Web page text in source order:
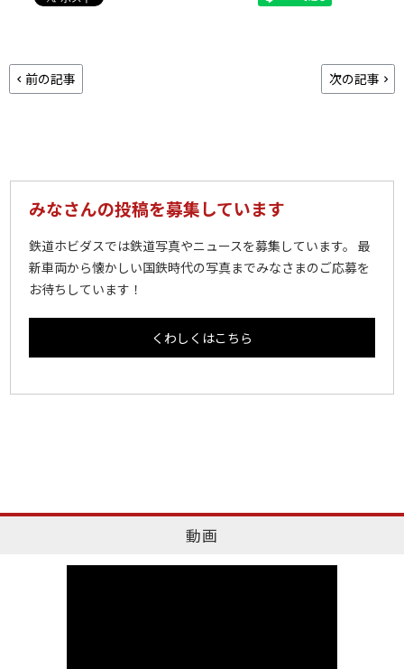
前の記事 次の記事
みなさんの投稿を募集しています
鉄道ホビダスでは鉄道写真やニュースを募集しています。 最
新車両から懐かしい国鉄時代の写真までみなさまのご応募を
お待ちしています！
くわしくはこちら
動画